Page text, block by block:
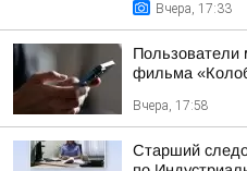
Вчера, 17:33
Пользователи
фильма
Вчера, 17:58
Старший